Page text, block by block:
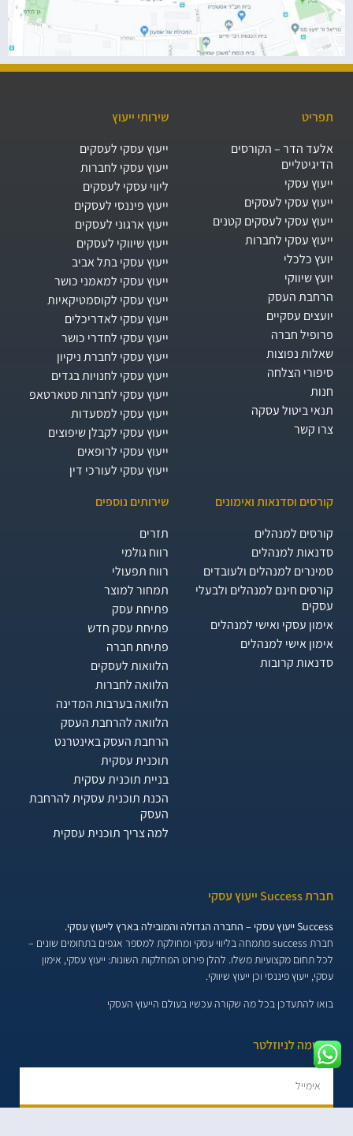
תפריט
אלעד הדר – הקורסים
הדיגיטליים
ייעוץ עסקי
ייעוץ עסקי לעסקים
ייעוץ עסקי לעסקים קטנים
ייעוץ עסקי לחברות
יועץ כלכלי
יועץ שיווקי
הרחבת העסק​
יועצים עסקיים
פרופיל חברה
שאלות נפוצות
סיפורי הצלחה
חנות
תנאי ביטול עסקה
צרו קשר
שירותי ייעוץ
ייעוץ עסקי לעסקים
ייעוץ עסקי לחברות
ליווי עסקי לעסקים
ייעוץ פיננסי לעסקים
ייעוץ ארגוני לעסקים
ייעוץ שיווקי לעסקים
ייעוץ עסקי בתל אביב
ייעוץ עסקי למאמני כושר
ייעוץ עסקי לקוסמטיקאיות
ייעוץ עסקי לאדריכלים
ייעוץ עסקי לחדרי כושר
ייעוץ עסקי לחברת ניקיון
ייעוץ עסקי לחנויות בגדים
ייעוץ עסקי לחברות סטארטאפ
ייעוץ עסקי למסעדות
ייעוץ עסקי לקבלן שיפוצים
ייעוץ עסקי לרופאים
ייעוץ עסקי לעורכי דין
קורסים וסדנאות ואימונים
קורסים למנהלים
סדנאות למנהלים
סמינרים למנהלים ולעובדים
קורסים חינם למנהלים ולבעלי
עסקים
אימון עסקי ואישי למנהלים
אימון אישי למנהלים
סדנאות קרובות
שירותים נוספים
תזרים
רווח גולמי
רווח תפעולי
תמחור למוצר
פתיחת עסק
פתיחת עסק חדש
פתיחת חברה
הלוואות לעסקים​
הלוואה לחברות
הלוואה בערבות המדינה
הלוואה להרחבת העסק
הרחבת העסק באינטרנט
תוכנית עסקית
בניית תוכנית עסקית
הכנת תוכנית עסקית להרחבת
העסק
למה צריך תוכנית עסקית
חברת Success ייעוץ עסקי
Success ייעוץ עסקי – החברה הגדולה והמובילה בארץ לייעוץ עסקי.
חברת success מתמחה בליווי עסקי ומחולקת למספר אגפים בתחומים שונים –
לכל תחום מקצועיות משלו. להלן פירוט המחלקות השונות: ייעוץ עסקי, אימון
עסקי, ייעוץ פיננסי וכן ייעוץ שיווקי.
בואו להתעדכן בכל מה שקורה עכשיו בעולם הייעוץ העסקי
הרשמה לניוזלטר